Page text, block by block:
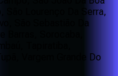
São Lourenço Da Serra,
São Sebastião Da
Barras, Sorocaba,
Tapiratiba,
Vargem Grande Do